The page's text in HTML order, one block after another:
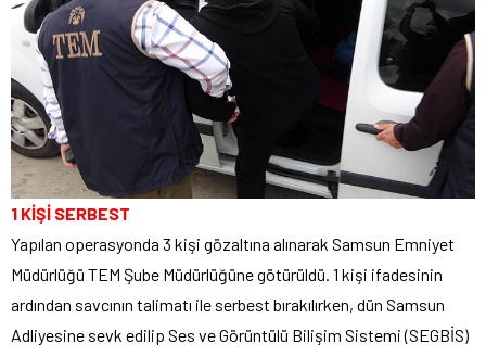
1 KİŞİ SERBEST
Yapılan operasyonda 3 kişi gözaltına alınarak Samsun Emniyet
Müdürlüğü TEM Şube Müdürlüğüne götürüldü. 1 kişi ifadesinin
ardından savcının talimatı ile serbest bırakılırken, dün Samsun
Adliyesine sevk edilip Ses ve Görüntülü Bilişim Sistemi (SEGBİS)